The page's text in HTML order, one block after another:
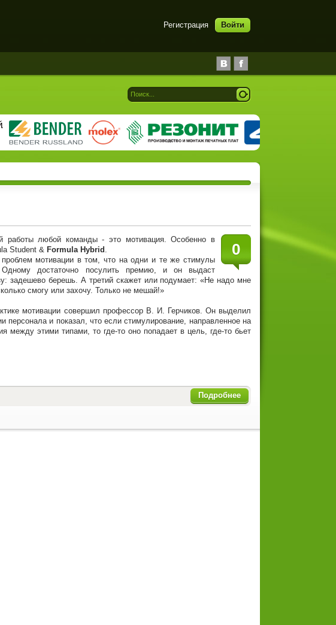
Регистрация Войти
0
работы любой команды - это мотивация. Особенно в
Student & Formula Hybrid .
мотивации в том, что на одни и те же стимулы
достаточно посулить премию, и он выдаст
задешево берешь. А третий скажет или подумает: «Не надо мне
смогу или захочу. Только не мешай!»
мотивации совершил профессор В. И. Герчиков. Он выделил
персонала и показал, что если стимулирование, направленное на
между этими типами, то где-то оно попадает в цель, где-то бьет
Подробнее